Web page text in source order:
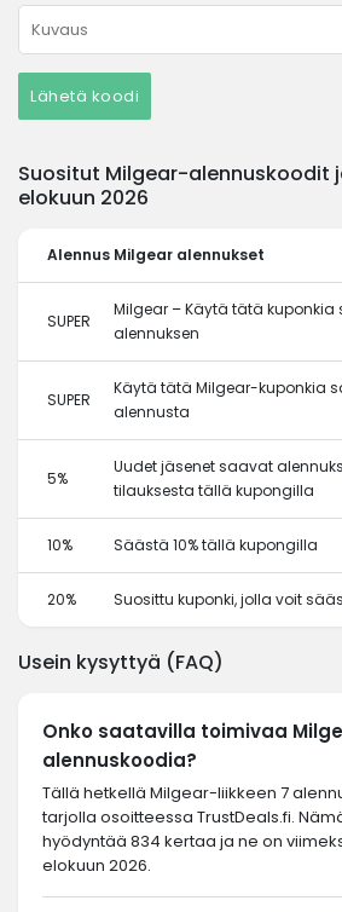
Lähetä koodi
Suositut Milgear-alennuskoodit
elokuun 2026
Alennus Milgear alennukset
SUPER
Milgear – Käytä tätä kuponkia
alennuksen
SUPER
Käytä tätä Milgear-kuponkia
alennusta
5%
Uudet jäsenet saavat
tilauksesta tällä kupongilla
10% Säästä 10% tällä kupongilla
20% Suosittu kuponki, jolla voit
Usein kysyttyä (FAQ)
Onko saatavilla toimivaa
alennuskoodia?
Tällä hetkellä Milgear-liikkeen 7
tarjolla osoitteessa TrustDeals.fi.
hyödyntää 834 kertaa ja ne on
elokuun 2026.